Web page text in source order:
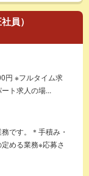
員）
円 ※フルタイム求
ト求人の場...
です。＊手積み・
める業務※応募さ